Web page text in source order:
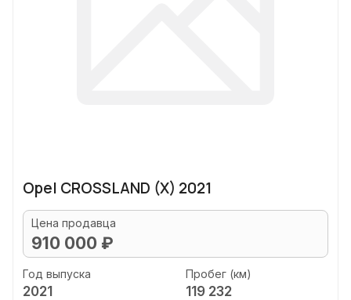
Opel CROSSLAND (X) 2021
Цена продавца
910 000 ₽
Год выпуска
2021
Пробег (км)
119 232